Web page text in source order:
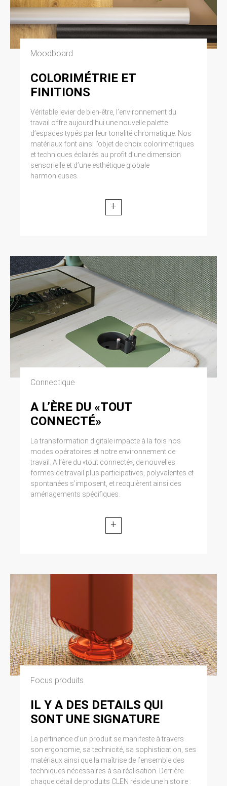
Moodboard
COLORIMÉTRIE ET
FINITIONS
Véritable levier de bien-être, l’environnement du
travail offre aujourd’hui une nouvelle palette
d’espaces typés par leur tonalité chromatique. Nos
matériaux font ainsi l’objet de choix colorimétriques
et techniques éclairés au profit d’une dimension
sensorielle et d’une esthétique globale
harmonieuses.
+
Connectique
A L’ÈRE DU «TOUT
CONNECTÉ»
La transformation digitale impacte à la fois nos
modes opératoires et notre environnement de
travail. A l’ère du «tout connecté», de nouvelles
formes de travail plus participatives, polyvalentes et
spontanées s’imposent, et recquièrent ainsi des
aménagements spécifiques.
+
Focus produits
IL Y A DES DETAILS QUI
SONT UNE SIGNATURE
La pertinence d’un produit se manifeste à travers
son ergonomie, sa technicité, sa sophistication, ses
matériaux ainsi que la maîtrise de l’ensemble des
techniques nécessaires à sa réalisation. Derrière
chaque détail de produits CLEN réside une histoire :